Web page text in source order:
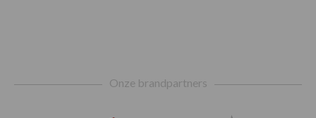
Onze brandpartners